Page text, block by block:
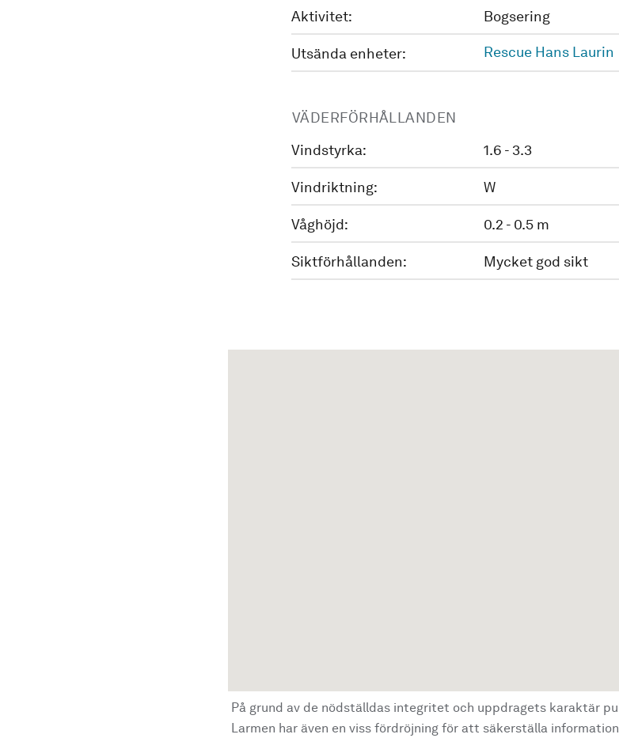
Aktivitet: Bogsering
Utsända enheter: Rescue Hans Laurin
VÄDERFÖRHÅLLANDEN
Vindstyrka:
1.6 - 3.3
Vindriktning: W
Våghöjd: 0.2 - 0.5 m
Siktförhållanden: Mycket god sikt
På grund av de nödställdas integritet och uppdragets karaktär
Larmen har även en viss fördröjning för att säkerställa